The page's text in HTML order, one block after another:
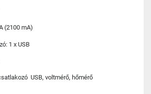
(2100 mA)
1 x USB
USB, voltmérő, hőmérő